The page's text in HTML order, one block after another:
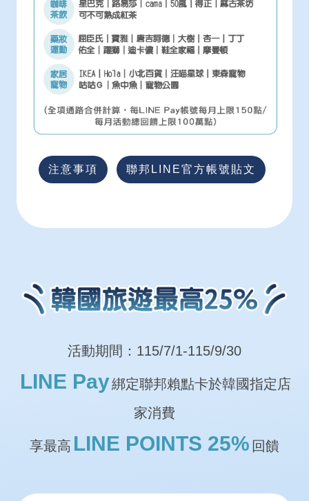
注意事項 聯邦LINE官方帳號貼文
活動期間：115/7/1-115/9/30
LINE Pay綁定聯邦賴點卡於韓國指定店
家消費
享最高 LINE POINTS 25% 回饋